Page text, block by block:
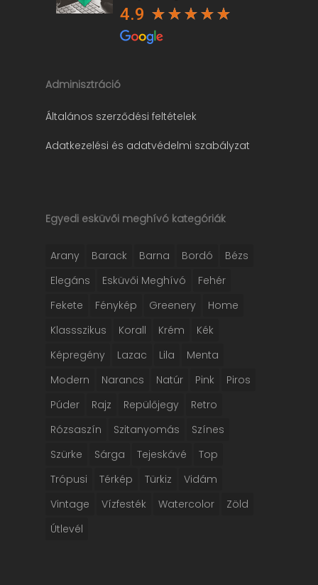
4.9
Adminisztráció
Általános szerződési feltételek
Adatkezelési és adatvédelmi szabályzat
Egyedi esküvői meghívó kategóriák
Arany Barack Barna Bordó
Bézs
Elegáns
Esküvői Meghívó
Fehér
Fekete
Fénykép Greenery
Home
Klassszikus
Korall Krém
Kék
Képregény
Lazac Lila
Menta
Modern
Narancs Natúr Pink
Piros
Púder
Rajz Repülőjegy
Retro
Rózsaszín
Szitanyomás
Színes
Szürke
Sárga Tejeskávé
Top
Trópusi
Térkép Türkiz
Vidám
Vintage
Vízfesték Watercolor
Zöld
Útlevél